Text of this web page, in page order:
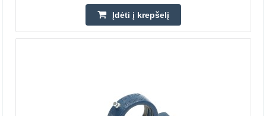
QC - QUALITY CONTROL
Smeigtas velenas 16x20 yra mašinos elementas,
naudojamas sukimo momentui perduoti tarp veleno ir
Prekių Pristatymas 6-11 D.d.
Įdėti į krepšelį